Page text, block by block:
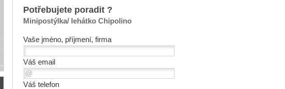
Potřebujete poradit ?
Minipostýlka/ lehátko Chipolino
Vaše jméno, příjmení, firma
Váš email
Váš telefon